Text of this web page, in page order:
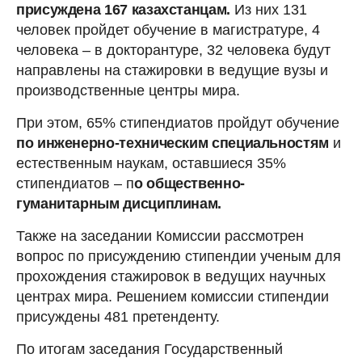
присуждена 167 казахстанцам. Из них 131
человек пройдет обучение в магистратуре, 4
человека – в докторантуре, 32 человека будут
направлены на стажировки в ведущие вузы и
производственные центры мира.
При этом, 65% стипендиатов пройдут обучение
по инженерно-техническим специальностям и
естественным наукам, оставшиеся 35%
стипендиатов – по общественно-
гуманитарным дисциплинам.
Также на заседании Комиссии рассмотрен
вопрос по присуждению стипендии ученым для
прохождения стажировок в ведущих научных
центрах мира. Решением комиссии стипендии
присуждены 481 претенденту.
По итогам заседания Государственный